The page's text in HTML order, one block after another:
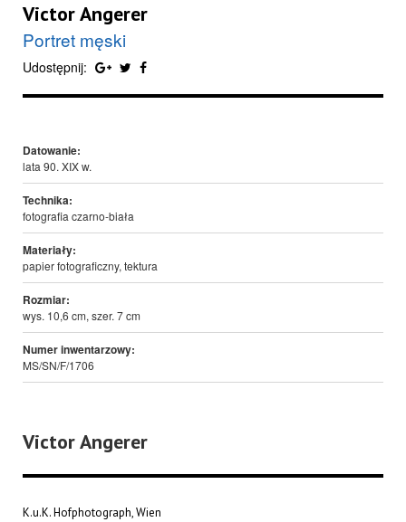
Victor Angerer
Portret męski
Udostępnij:
Datowanie:
lata 90. XIX w.
Technika:
fotografia czarno-biała
Materiały:
papier fotograficzny, tektura
Rozmiar:
wys. 10,6 cm, szer. 7 cm
Numer inwentarzowy:
MS/SN/F/1706
Victor Angerer
K.u.K. Hofphotograph, Wien